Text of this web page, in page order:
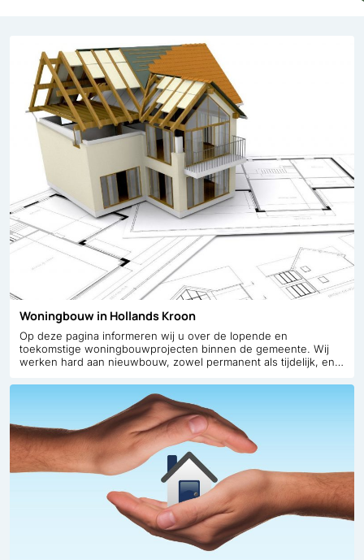
Woningbouw in Hollands Kroon
Op deze pagina informeren wij u over de lopende en
toekomstige woningbouwprojecten binnen de gemeente. Wij
werken hard aan nieuwbouw, zowel permanent als tijdelijk, en
in de regio aan te pakken. Lees de Woonvisie of bekijk
woningbouw op de kaart.